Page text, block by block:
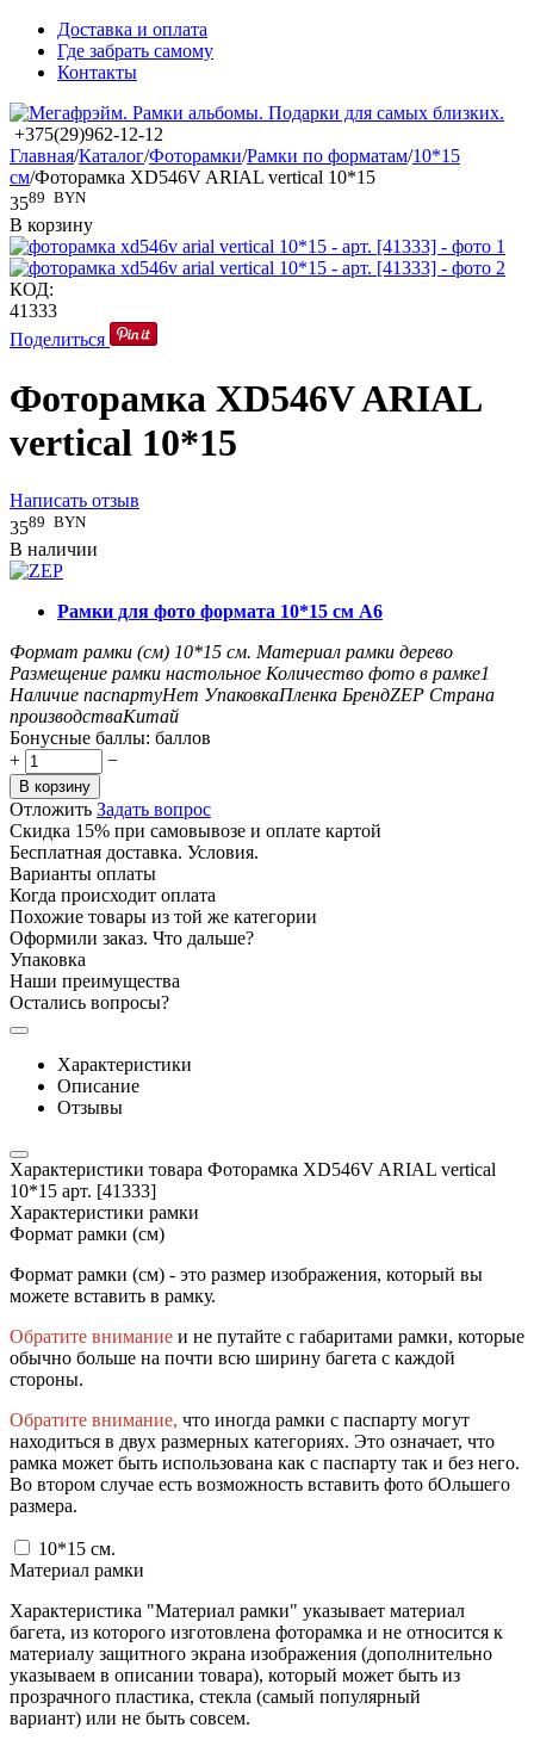
Доставка и оплата
Где забрать самому
Контакты
+375(29)962-12-12
Главная/Каталог/Фоторамки/Рамки по форматам/10*15
см/Фоторамка XD546V ARIAL vertical 10*15
3589 BYN
В корзину
КОД:
41333
Поделиться
Фоторамка XD546V ARIAL
vertical 10*15
Написать отзыв
3589 BYN
В наличии
Рамки для фото формата 10*15 см А6
Формат рамки (см) 10*15 см. Материал рамки дерево
Размещение рамки настольное Количество фото в рамке1
Наличие паспартуНет УпаковкаПленка БрендZEP Страна
производстваКитай
Бонусные баллы: баллов
+
−
В корзину
Отложить Задать вопрос
Скидка 15% при самовывозе и оплате картой
Бесплатная доставка. Условия.
Варианты оплаты
Когда происходит оплата
Похожие товары из той же категории
Оформили заказ. Что дальше?
Упаковка
Наши преимущества
Остались вопросы?
Характеристики
Описание
Отзывы
Характеристики товара Фоторамка XD546V ARIAL vertical
10*15 арт. [41333]
Характеристики рамки
Формат рамки (см)
Формат рамки (см) - это размер изображения, который вы
можете вставить в рамку.
Обратите внимание и не путайте с габаритами рамки, которые
обычно больше на почти всю ширину багета с каждой
стороны.
Обратите внимание, что иногда рамки с паспарту могут
находиться в двух размерных категориях. Это означает, что
рамка может быть использована как с паспарту так и без него.
Во втором случае есть возможность вставить фото бОльшего
размера.
10*15 см.
Материал рамки
Характеристика "Материал рамки" указывает материал
багета, из которого изготовлена фоторамка и не относится к
материалу защитного экрана изображения (дополнительно
указываем в описании товара), который может быть из
прозрачного пластика, стекла (самый популярный
вариант) или не быть совсем.